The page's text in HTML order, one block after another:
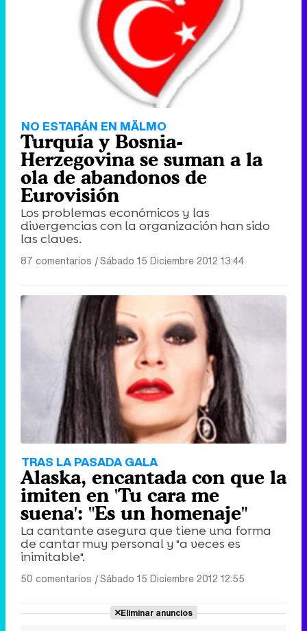
NO ESTARÁN EN MÄLMO
Turquía y Bosnia-
Herzegovina se suman a la
ola de abandonos de
Eurovisión
Los problemas económicos y las
divergencias con la organización han sido
las claves.
87 comentarios |Sábado 15 Diciembre 2012 13:44
TRAS LA PASADA GALA
Alaska, encantada con que la
imiten en 'Tu cara me
suena': "Es un homenaje"
La cantante asegura que tiene una forma
de cantar muy personal y "a veces es
inimitable".
50 comentarios |Sábado 15 Diciembre 2012 12:55
Eliminar anuncios